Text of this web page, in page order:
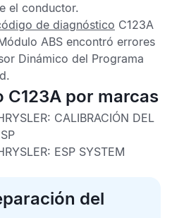
el conductor.
de diagnóstico C123A
ABS encontró errores
Dinámico del Programa
.
C123A por marcas
CALIBRACIÓN DEL
ESP SYSTEM
del